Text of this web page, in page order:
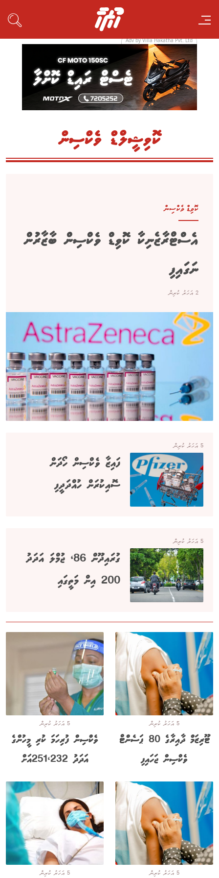
Adv by Villa Hakatha Pvt. Ltd
ކޮވިޝީލްޑް ވެކްސިން
ކޮވިޑް ވެކްސިން
އެސްޓްރާޒެނިކާ ކޮވިޑް ވެކްސިން ބާޒާރުން
ނަގައިފި
2 އަހަރު ކުރިން
5 އަހަރު ކުރިން
ފައިޒާ ވެކްސިން ހޯދަން
ސޮއިކުރަން ހުއްދަދީފި
5 އަހަރު ކުރިން
ގުރައިދޫން 86، ޖުމްލަ އަދަދު
200 އިން މަތީގައި
5 އަހަރު ކުރިން
ޓޫރިޒަމް ދާއިރާގެ 80 ޕަސެންޓް
ވެކްސިން ޖަހައިފި
5 އަހަރު ކުރިން
ވެކްސިން ފުރިހަމަ ކުރި މީހުންގެ
އަދަދު 251،232އަށް
5 އަހަރު ކުރިން 5 އަހަރު ކުރިން